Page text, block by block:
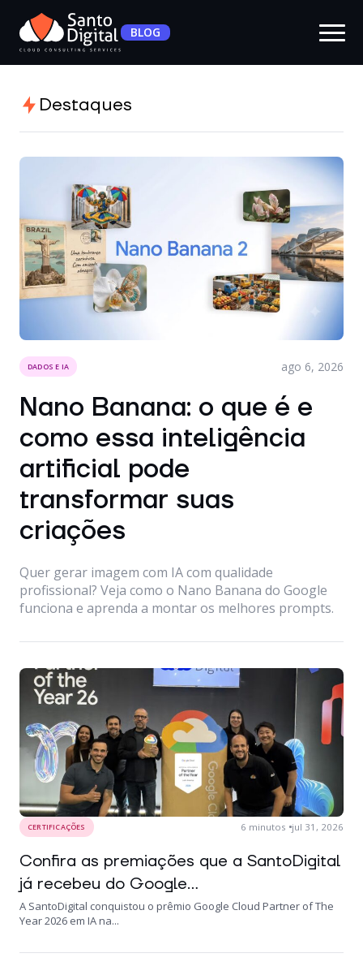
BLOG
Destaques
DADOS E IA ago 6, 2026
Nano Banana: o que é e
como essa inteligência
artificial pode
transformar suas
criações
Quer gerar imagem com IA com qualidade
profissional? Veja como o Nano Banana do Google
funciona e aprenda a montar os melhores prompts.
CERTIFICAÇÕES 6 minutos jul 31, 2026
Confira as premiações que a SantoDigital
já recebeu do Google...
A SantoDigital conquistou o prêmio Google Cloud Partner of The
Year 2026 em IA na...